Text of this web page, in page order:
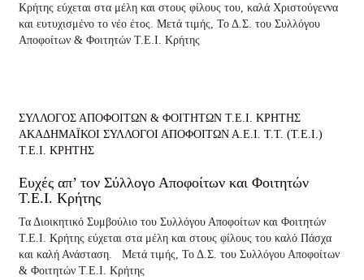
Κρήτης εύχεται στα μέλη και στους φίλους του, καλά Χριστούγεννα
και ευτυχισμένο το νέο έτος. Μετά τιμής, Το Δ.Σ. του Συλλόγου
Αποφοίτων & Φοιτητών Τ.Ε.Ι. Κρήτης
ΣΥΛΛΟΓΟΣ ΑΠΟΦΟΙΤΩΝ & ΦΟΙΤΗΤΩΝ Τ.Ε.Ι. ΚΡΗΤΗΣ
ΑΚΑΔΗΜΑΪΚΟΙ ΣΥΛΛΟΓΟΙ ΑΠΟΦΟΙΤΩΝ Α.Ε.Ι. Τ.Τ. (Τ.Ε.Ι.)
Τ.Ε.Ι. ΚΡΗΤΗΣ
Ευχές απ’ τον Σύλλογο Αποφοίτων και Φοιτητών
Τ.Ε.Ι. Κρήτης
Τα Διοικητικό Συμβούλιο του Συλλόγου Αποφοίτων και Φοιτητών
Τ.Ε.Ι. Κρήτης εύχεται στα μέλη και στους φίλους του καλό Πάσχα
και καλή Ανάσταση. Μετά τιμής, Το Δ.Σ. του Συλλόγου Αποφοίτων
& Φοιτητών Τ.Ε.Ι. Κρήτης